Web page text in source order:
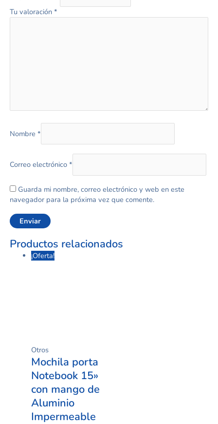
Tu valoración *
Nombre *
Correo electrónico *
Guarda mi nombre, correo electrónico y web en este
navegador para la próxima vez que comente.
Productos relacionados
¡Oferta!
Otros
Mochila porta
Notebook 15»
con mango de
Aluminio
Impermeable